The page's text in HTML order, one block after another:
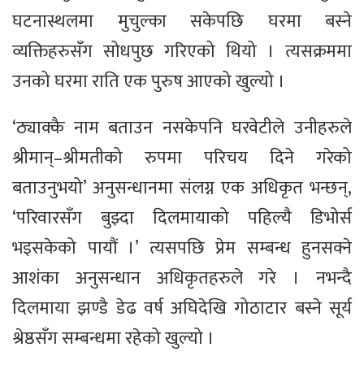
घटनास्थलमा मुचुल्का सकेपछि घरमा बस्ने
व्यक्तिहरुसँग सोधपुछ गरिएको थियो । त्यसक्रममा
उनको घरमा राति एक पुरुष आएको खुल्यो ।
‘ठ्याक्कै नाम बताउन नसकेपनि घरवेटीले उनीहरुले
श्रीमान्–श्रीमतीको रुपमा परिचय दिने गरेको
बताउनुभयो’ अनुसन्धानमा संलग्न एक अधिकृत भन्छन्,
‘परिवारसँग बुझ्दा दिलमायाको पहिल्यै डिभोर्स
भइसकेको पायौं ।’ त्यसपछि प्रेम सम्बन्ध हुनसक्ने
आशंका अनुसन्धान अधिकृतहरुले गरे । नभन्दै
दिलमाया झण्डै डेढ वर्ष अघिदेखि गोठाटार बस्ने सूर्य
श्रेष्ठसँग सम्बन्धमा रहेको खुल्यो ।